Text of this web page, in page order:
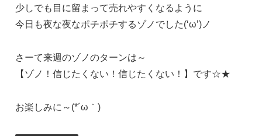
少しでも目に留まって売れやすくなるように
今日も夜な夜なポチポチするゾノでした(‘ω’)ノ
さーて来週のゾノのターンは～
【ゾノ！信じたくない！信じたくない！】です☆★
お楽しみに～(*´ω｀)